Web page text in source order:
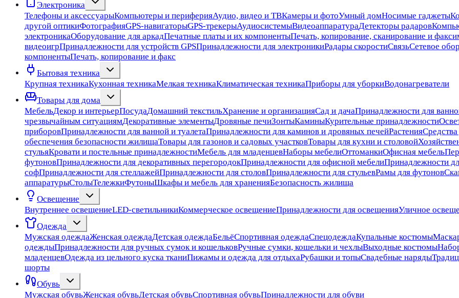
Электроника
Телефоны и аксессуарыКомпьютеры и периферияАудио, видео и ТВКамеры и фотоУмный домНосимые гаджеты
другой оптикиФотографияGPS-навигаторыGPS-трекерыАудиосистемыВидеоаппаратураДетекторы радаров
электроникаОборудование для аркадПечатные платы и их компонентыПечать, копирование, сканирование и
видеоигрПринадлежности для устройств GPSПринадлежности для электроникиРадары скоростиСвязьСетевое
компонентыПечать, копирование и факс
Бытовая техника
Крупная техникаКухонная техникаМелкая техникаКлиматическая техникаПриборы для уборкиВодонагреватели
Товары для дома
МебельДекор и интерьерПосудаДомашний текстильХранение и организацияСад и дачаПринадлежности для
чрезвычайным ситуациямДекоративные элементыДровяные печиЗонтыКаминыКурительные принадлежности
приборовПринадлежности для ванной и туалетаПринадлежности для каминов и дровяных печейРастения
обеспечения безопасности жилищаТовары для газонов и садовых участковТовары для кухни и столовой
стульяКровати и постельные принадлежностиМебель для младенцевНаборы мебелиОттоманкиОфисная мебель
футоновПринадлежности для декоративных перегородокПринадлежности для офисной мебелиПринадлежности
софПринадлежности для стеллажейПринадлежности для столовПринадлежности для стульевРамы для футонов
аппаратурыСтолыТележкиФутоныШкафы и мебель для храненияБезопасность жилища
Освещение
Внутреннее освещениеLED-светильникиКоммерческое освещениеПринадлежности для освещенияУличное
Одежда
Мужская одеждаЖенская одеждаДетская одеждаБельёСпортивная одеждаСпецодеждаКупальные костюмы
одеждыПринадлежности для ручных сумок и кошельковРучные сумки, кошельки и чехлыВыходные костюмы
младенцевОдежда из цельного куска тканиПижамы и одежда для отдыхаРубашки и топыСвадебные наряды
шорты
Обувь
Мужская обувьЖенская обувьДетская обувьСпортивная обувьПринадлежности для обуви